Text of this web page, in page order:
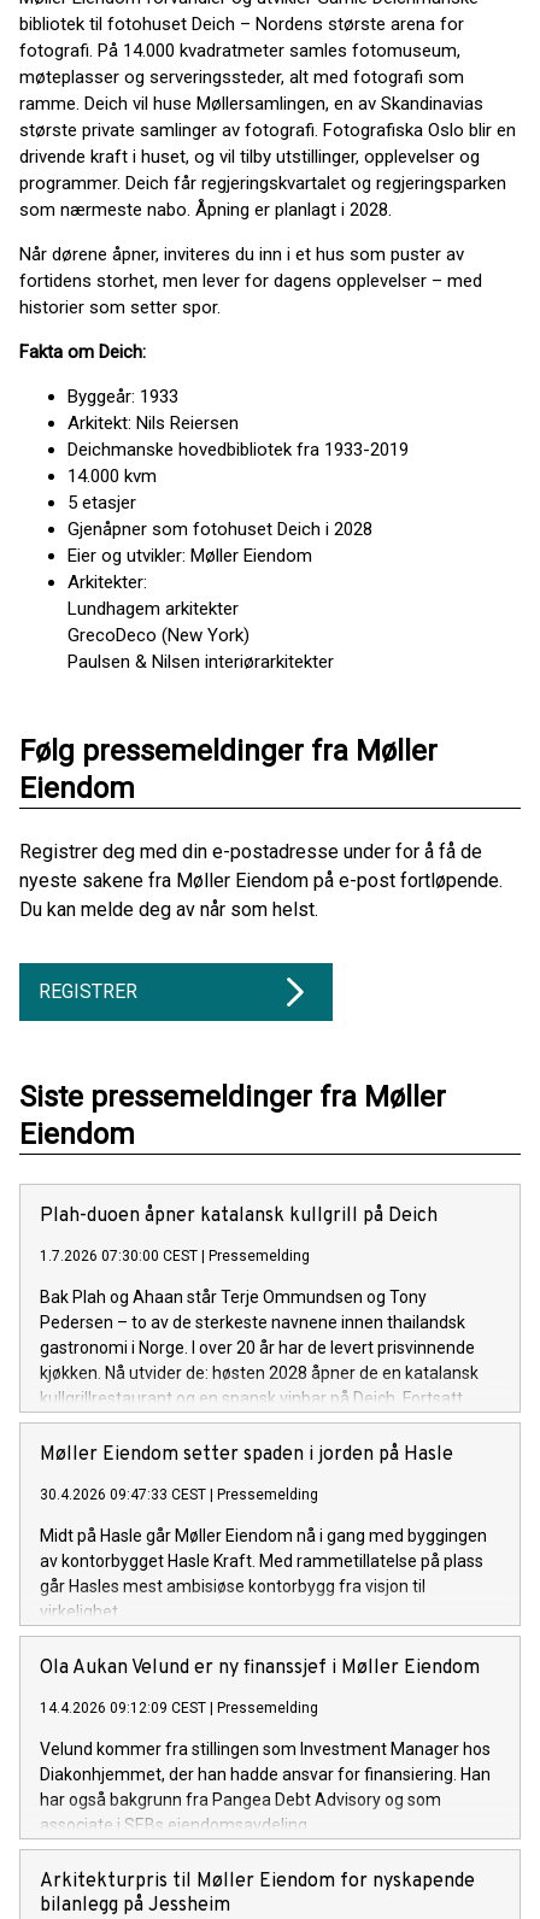
bibliotek til fotohuset Deich – Nordens største arena for
fotografi. På 14.000 kvadratmeter samles fotomuseum,
møteplasser og serveringssteder, alt med fotografi som
ramme. Deich vil huse Møllersamlingen, en av Skandinavias
største private samlinger av fotografi. Fotografiska Oslo blir en
drivende kraft i huset, og vil tilby utstillinger, opplevelser og
programmer. Deich får regjeringskvartalet og regjeringsparken
som nærmeste nabo. Åpning er planlagt i 2028.
Når dørene åpner, inviteres du inn i et hus som puster av
fortidens storhet, men lever for dagens opplevelser – med
historier som setter spor.
Fakta om Deich:
Byggeår: 1933
Arkitekt: Nils Reiersen
Deichmanske hovedbibliotek fra 1933-2019
14.000 kvm
5 etasjer
Gjenåpner som fotohuset Deich i 2028
Eier og utvikler: Møller Eiendom
Arkitekter:
Lundhagem arkitekter
GrecoDeco (New York)
Paulsen & Nilsen interiørarkitekter
Følg pressemeldinger fra Møller
Eiendom
Registrer deg med din e-postadresse under for å få de
nyeste sakene fra Møller Eiendom på e-post fortløpende.
Du kan melde deg av når som helst.
REGISTRER
Siste pressemeldinger fra Møller
Eiendom
Plah-duoen åpner katalansk kullgrill på Deich
1.7.2026 07:30:00 CEST | Pressemelding
Bak Plah og Ahaan står Terje Ommundsen og Tony
Pedersen – to av de sterkeste navnene innen thailandsk
gastronomi i Norge. I over 20 år har de levert prisvinnende
kjøkken. Nå utvider de: høsten 2028 åpner de en katalansk
kullgrillrestaurant og en spansk vinbar på Deich. Fortsatt
drevet av det samme: kompromissløst håndverk,
råvarerespekt og en tydelig stolthet i alt som serveres.
Møller Eiendom setter spaden i jorden på Hasle
30.4.2026 09:47:33 CEST | Pressemelding
Midt på Hasle går Møller Eiendom nå i gang med byggingen
av kontorbygget Hasle Kraft. Med rammetillatelse på plass
går Hasles mest ambisiøse kontorbygg fra visjon til
virkelighet.
Ola Aukan Velund er ny finanssjef i Møller Eiendom
14.4.2026 09:12:09 CEST | Pressemelding
Velund kommer fra stillingen som Investment Manager hos
Diakonhjemmet, der han hadde ansvar for finansiering. Han
har også bakgrunn fra Pangea Debt Advisory og som
associate i SEBs eiendomsavdeling.
Arkitekturpris til Møller Eiendom for nyskapende
bilanlegg på Jessheim